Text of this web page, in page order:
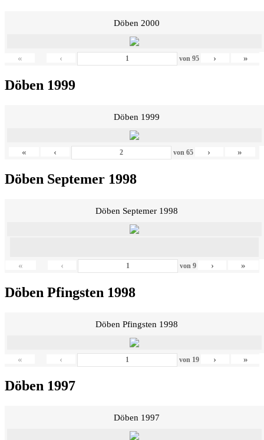
Döben 2000
« ‹ von 95 › »
Döben 1999
Döben 1999
« ‹ von 65 › »
Döben Septemer 1998
Döben Septemer 1998
« ‹ von9 › »
Döben Pfingsten 1998
Döben Pfingsten 1998
« ‹ von 19 › »
Döben 1997
Döben 1997